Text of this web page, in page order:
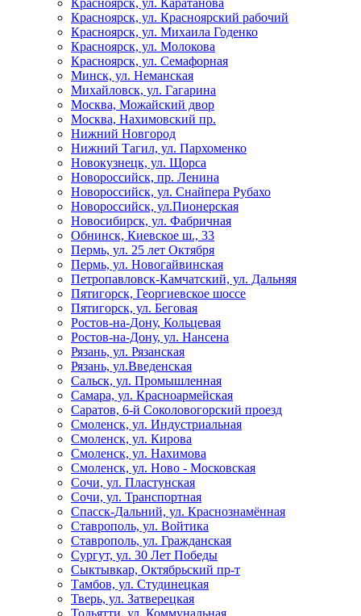
Красноярск, ул. Каратанова
Красноярск, ул. Красноярский рабочий
Красноярск, ул. Михаила Годенко
Красноярск, ул. Молокова
Красноярск, ул. Семафорная
Минск, ул. Неманская
Михайловск, ул. Гагарина
Москва, Можайский двор
Москва, Нахимовский пр.
Нижний Новгород
Нижний Тагил, ул. Пархоменко
Новокузнецк, ул. Щорса
Новороссийск, пр. Ленина
Новороссийск, ул. Снайпера Рубахо
Новороссийск, ул.Пионерская
Новосибирск, ул. Фабричная
Обнинск, Киевское ш., 33
Пермь, ул. 25 лет Октября
Пермь, ул. Новогайвинская
Петропавловск-Камчатский, ул. Дальняя
Пятигорск, Георгиевское шоссе
Пятигорск, ул. Беговая
Ростов-на-Дону, Кольцевая
Ростов-на-Дону, ул. Нансена
Рязань, ул. Рязанская
Рязань, ул.Введенская
Сальск, ул. Промышленная
Самара, ул. Красноармейская
Саратов, 6-й Соколовогорский проезд
Смоленск, ул. Индустриальная
Смоленск, ул. Кирова
Смоленск, ул. Нахимова
Смоленск, ул. Ново - Московская
Сочи, ул. Пластунская
Сочи, ул. Транспортная
Спасск-Дальний, ул. Краснознамённая
Ставрополь, ул. Войтика
Ставрополь, ул. Гражданская
Сургут, ул. 30 Лет Победы
Сыктывкар, Октябрьский пр-т
Тамбов, ул. Студинецкая
Тверь, ул. Затверецкая
Тольятти, ул. Коммунальная